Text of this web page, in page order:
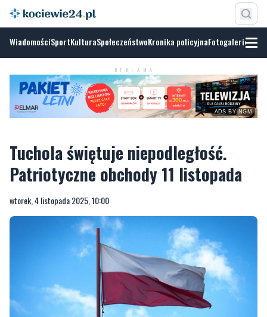
WiadomościSportKulturaSpołeczeństwoKronika policyjnaFotogalerie
REKLAMA
ADS BY NGM
Tuchola świętuje niepodległość.
Patriotyczne obchody 11 listopada
wtorek, 4 listopada 2025, 10:00